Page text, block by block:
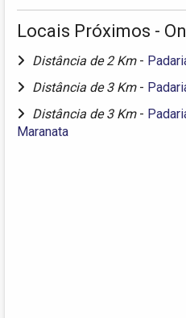
Locais Próximos -
Distância de 2 Km -
Distância de 3 Km -
Distância de 3 Km -
Maranata